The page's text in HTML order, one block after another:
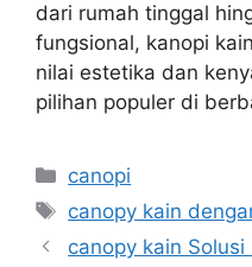
dari rumah tinggal
fungsional, kanopi
nilai estetika dan
pilihan populer di
Kategori
canopi
Tag
canopy kain
canopy kain